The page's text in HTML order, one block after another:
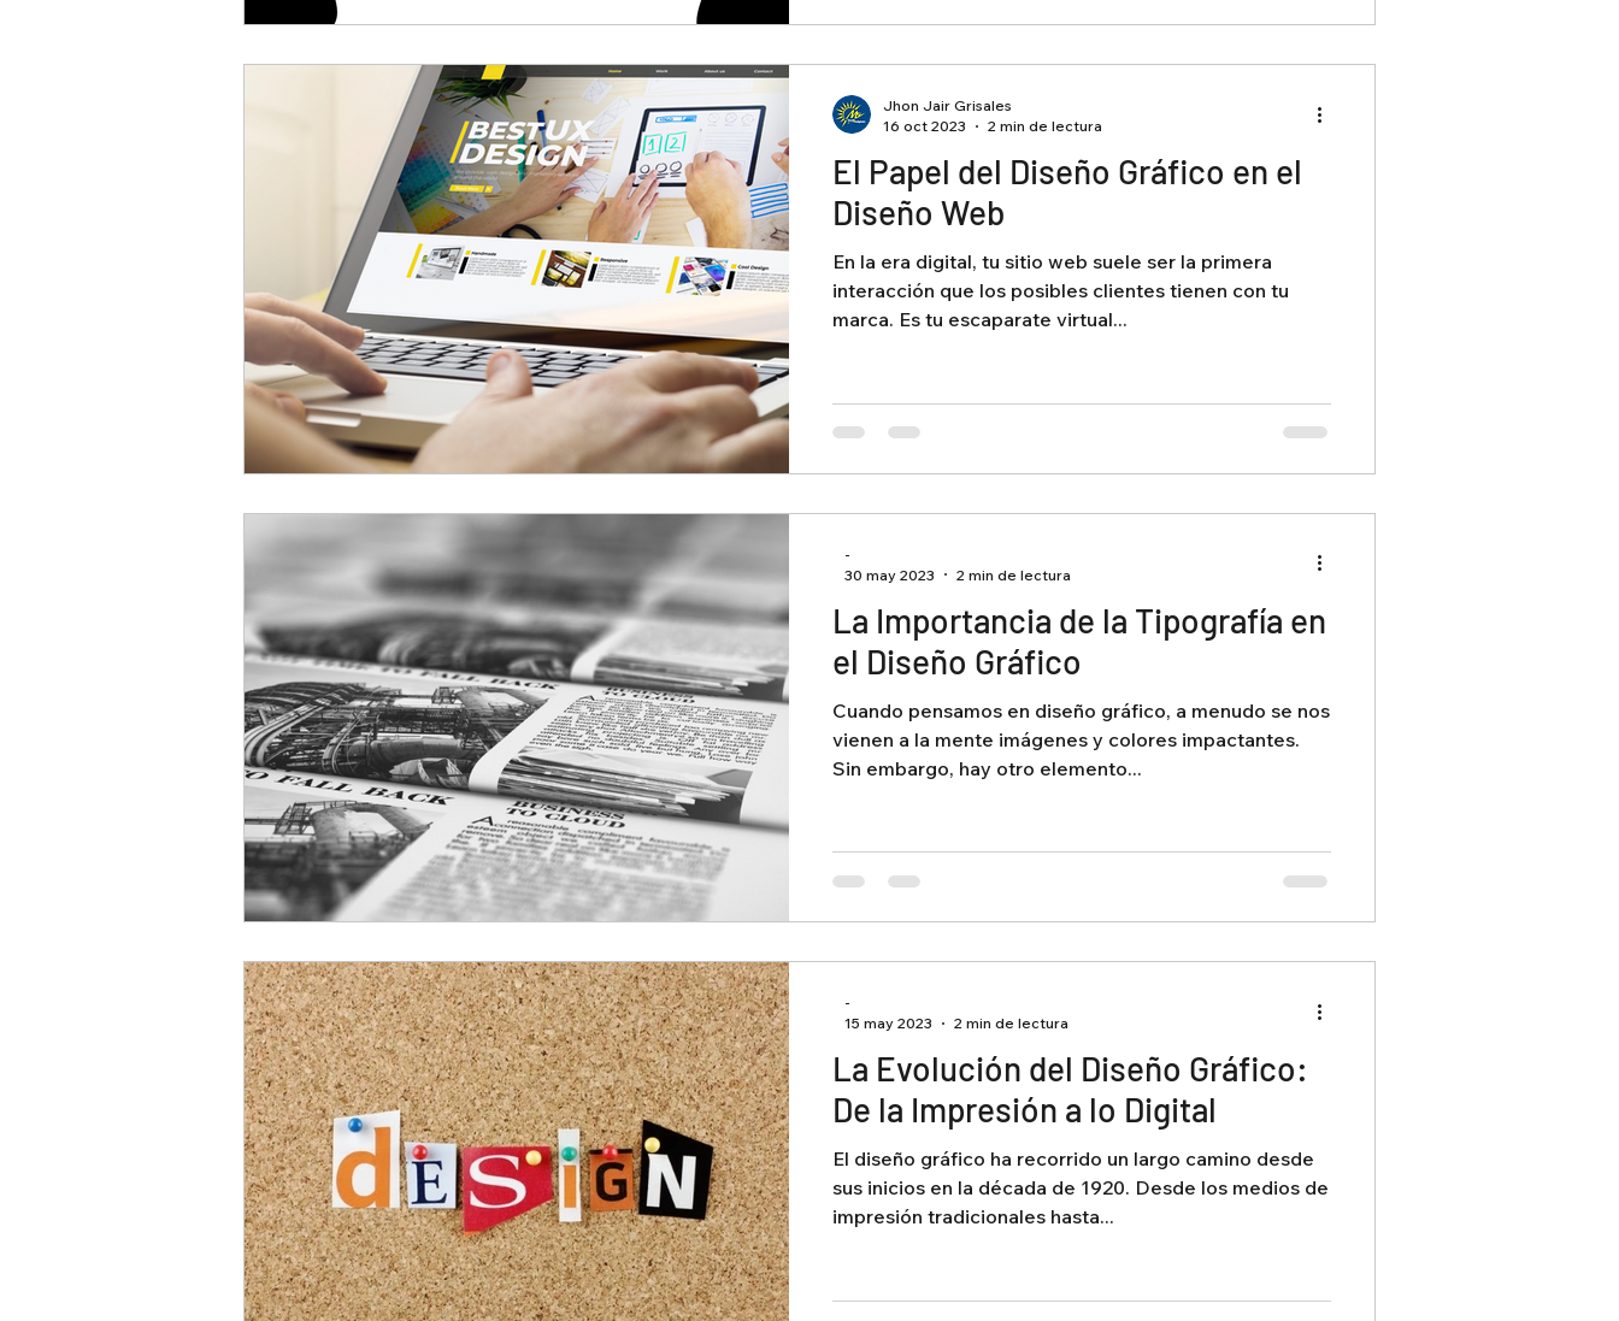
El Papel del Diseño Gráfico en el
Diseño Web
En la era digital, tu sitio web suele ser la primera
interacción que los posibles clientes tienen con tu
marca. Es tu escaparate virtual...
Jhon Jair Grisales
16 oct 2023
2 min de lectura
La Importancia de la Tipografía en
el Diseño Gráfico
Cuando pensamos en diseño gráfico, a menudo se nos
vienen a la mente imágenes y colores impactantes.
Sin embargo, hay otro elemento...
-
30 may 2023
2 min de lectura
La Evolución del Diseño Gráfico:
De la Impresión a lo Digital
El diseño gráfico ha recorrido un largo camino desde
sus inicios en la década de 1920. Desde los medios de
impresión tradicionales hasta...
-
15 may 2023
2 min de lectura